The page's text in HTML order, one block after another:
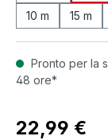
10 m
15 m
Pronto per la
48 ore*
22,99 €